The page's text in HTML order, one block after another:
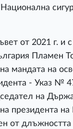
от 2021 г. и
Пламен
мандата на
- Указ №
на
президента на
от